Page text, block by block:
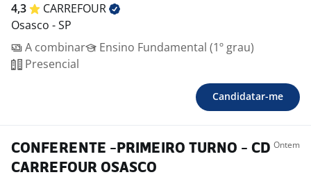
4,3
CARREFOUR
Osasco - SP
A combinar
Ensino Fundamental (1º grau)
Presencial
Candidatar-me
CONFERENTE -PRIMEIRO TURNO - CD
CARREFOUR OSASCO
Ontem